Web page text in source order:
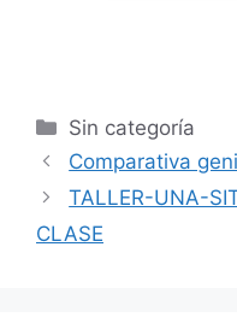
Sin categoría
Comparativa
TALLER-UNA-
CLASE